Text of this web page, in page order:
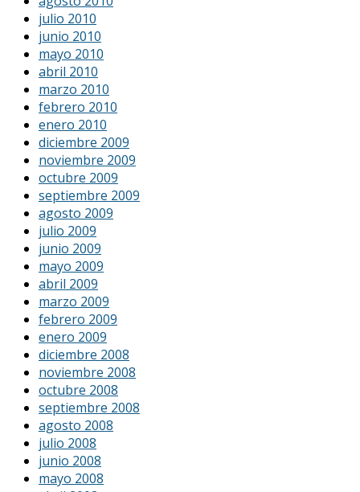
julio 2010
junio 2010
mayo 2010
abril 2010
marzo 2010
febrero 2010
enero 2010
diciembre 2009
noviembre 2009
octubre 2009
septiembre 2009
agosto 2009
julio 2009
junio 2009
mayo 2009
abril 2009
marzo 2009
febrero 2009
enero 2009
diciembre 2008
noviembre 2008
octubre 2008
septiembre 2008
agosto 2008
julio 2008
junio 2008
mayo 2008